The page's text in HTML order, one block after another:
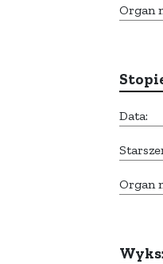
Organ
Data:
Organ